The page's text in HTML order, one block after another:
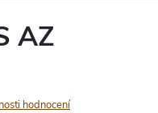
AZ
hodnocení